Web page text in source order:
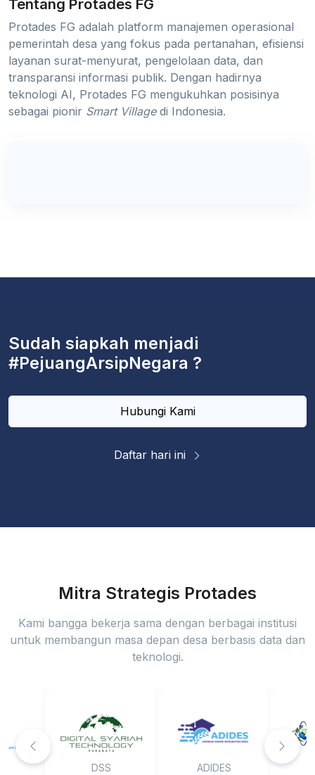
Tentang Protades FG
Protades FG adalah platform manajemen operasional
pemerintah desa yang fokus pada pertanahan, efisiensi
layanan surat-menyurat, pengelolaan data, dan
transparansi informasi publik. Dengan hadirnya
teknologi AI, Protades FG mengukuhkan posisinya
sebagai pionir Smart Villagedi Indonesia.
Sudah siapkah menjadi
#PejuangArsipNegara ?
Hubungi Kami
Daftar hari ini
Mitra Strategis Protades
Kami bangga bekerja sama dengan berbagai institusi
untuk membangun masa depan desa berbasis data dan
teknologi.
DSS ADIDES